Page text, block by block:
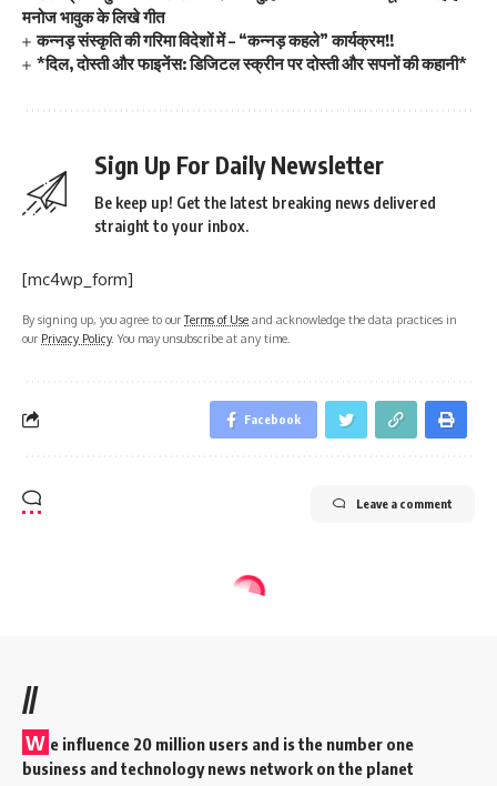
मनोज भावुक के लिखे गीत
कन्नड़ संस्कृति की गरिमा विदेशों में – “कन्नड़ कहले” कार्यक्रम!!
*दिल, दोस्ती और फाइनेंस: डिजिटल स्क्रीन पर दोस्ती और सपनों की कहानी*
Sign Up For Daily Newsletter
Be keep up! Get the latest breaking news delivered
straight to your inbox.
[mc4wp_form]
By signing up, you agree to ourTerms of Use and acknowledge the data practices in
our Privacy Policy. You may unsubscribe at any time.
Facebook
Leave a comment
//
W e influence 20 million users and is the number one
business and technology news network on the planet